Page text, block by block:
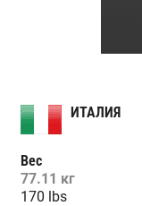
ИТАЛИЯ
Вес
77.11 кг
170 lbs